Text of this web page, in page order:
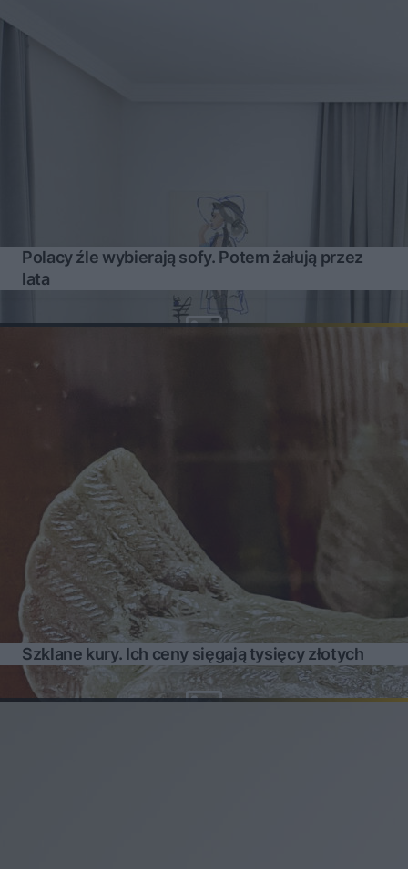
Polacy źle wybierają sofy. Potem żałują przez
lata
Szklane kury. Ich ceny sięgają tysięcy złotych